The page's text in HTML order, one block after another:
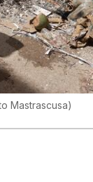
Mastrascusa)